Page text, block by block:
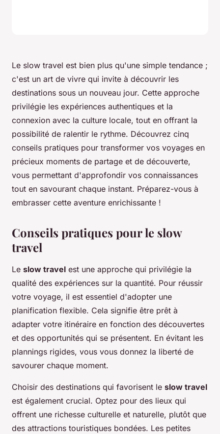
Le slow travel est bien plus qu'une simple tendance ;
c'est un art de vivre qui invite à découvrir les
destinations sous un nouveau jour. Cette approche
privilégie les expériences authentiques et la
connexion avec la culture locale, tout en offrant la
possibilité de ralentir le rythme. Découvrez cinq
conseils pratiques pour transformer vos voyages en
précieux moments de partage et de découverte,
vous permettant d'approfondir vos connaissances
tout en savourant chaque instant. Préparez-vous à
embrasser cette aventure enrichissante !
Conseils pratiques pour le slow
travel
Le slow travel est une approche qui privilégie la
qualité des expériences sur la quantité. Pour réussir
votre voyage, il est essentiel d'adopter une
planification flexible. Cela signifie être prêt à
adapter votre itinéraire en fonction des découvertes
et des opportunités qui se présentent. En évitant les
plannings rigides, vous vous donnez la liberté de
savourer chaque moment.
Choisir des destinations qui favorisent le slow travel
est également crucial. Optez pour des lieux qui
offrent une richesse culturelle et naturelle, plutôt que
des attractions touristiques bondées. Les petites